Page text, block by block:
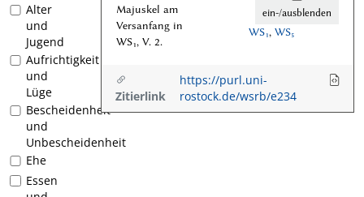
Alter
und
Jugend
Aufrichtigkeit
und
Lüge
Bescheidenheit
und
Unbescheidenheit
Ehe
Essen
Majuskel am
Versanfang in
WS₁, V. 2.
ein-/ausblenden
WS₁, WS₅
Zitierlink
https://purl.uni-
rostock.de/wsrb/e234